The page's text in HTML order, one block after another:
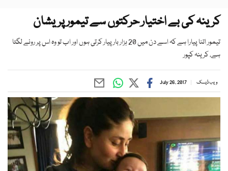
کرینہ کی بے اختیار حرکتوں سے تیمور پریشان
تیمور اتنا پیارا ہے کہ اسے دن میں 20 ہزار بار پیار کرتی ہوں اور اب تو وہ اس پر رونے لگتا
ہے، کرینہ کپور
ویب ڈیسک July 26, 2017